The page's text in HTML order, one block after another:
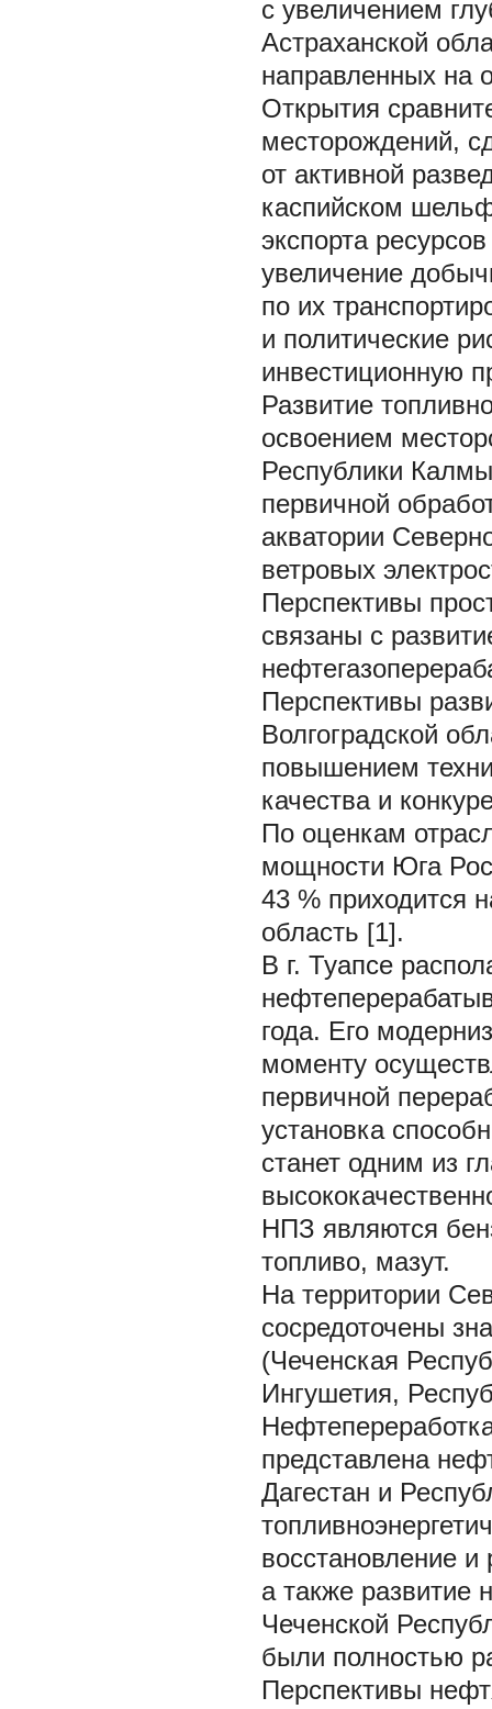
с увеличением
Астраханской
направленных на
Открытия
месторождений,
от активной
каспийском
экспорта
увеличение
по их
и политические
инвестиционную
Развитие
освоением
Республики
первичной
акватории
ветровых
Перспективы
связаны с
Перспективы
Волгоградской
повышением
качества и
По оценкам
мощности Юга
43 % приходится
область [1].
В г. Туапсе
года. Его
моменту
первичной
установка
станет одним из
НПЗ являются
топливо, мазут.
На территории
сосредоточены
(Чеченская
Ингушетия,
представлена
Дагестан и
восстановление
а также развитие
Чеченской
были полностью
Перспективы